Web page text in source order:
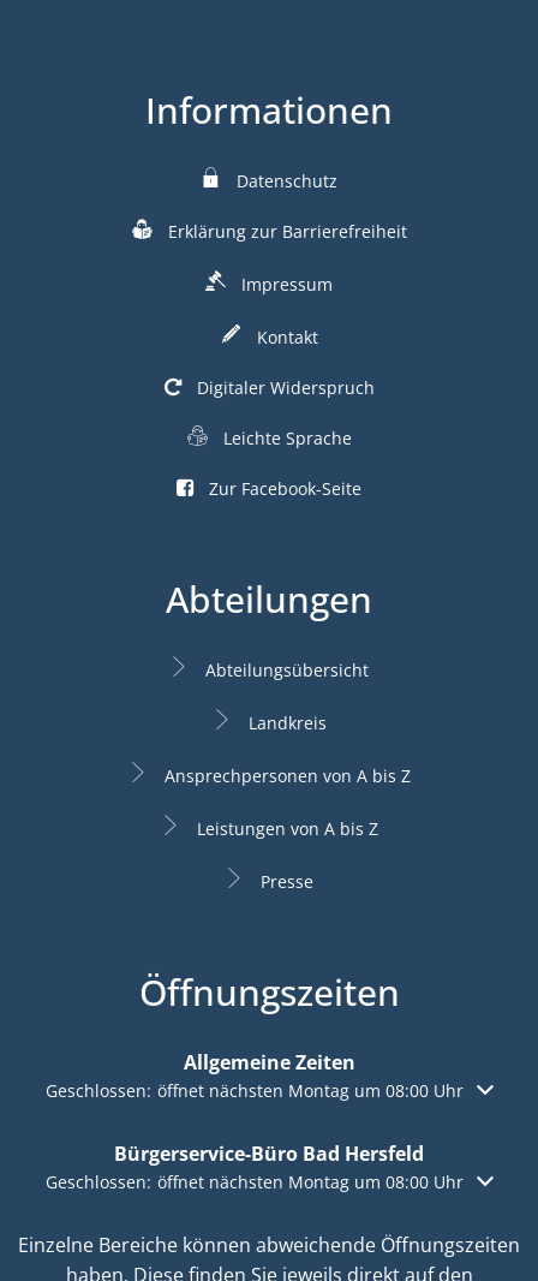
Informationen
Datenschutz
Erklärung zur Barrierefreiheit
Impressum
Kontakt
Digitaler Widerspruch
Leichte Sprache
Zur Facebook-Seite
Abteilungen
Abteilungsübersicht
Landkreis
Ansprechpersonen von A bis Z
Leistungen von A bis Z
Presse
Öffnungszeiten
Allgemeine Zeiten
Klicken, um weitere Öffnungs- oder Schließzeiten
Geschlossen: öffnet nächsten Montag um 08:00 Uhr
Bürgerservice-Büro Bad Hersfeld
Klicken, um weitere Öffnungs- oder Schließzeiten
Geschlossen: öffnet nächsten Montag um 08:00 Uhr
Einzelne Bereiche können abweichende Öffnungszeiten
haben. Diese finden Sie jeweils direkt auf den